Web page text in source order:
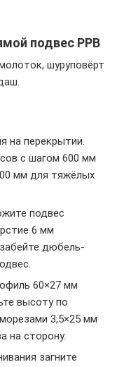
подвес PPB
шуруповёрт
на перекрытии.
с шагом 600 мм
мм для тяжёлых
подвес
6 мм
дюбель-
60×27 мм
высоту по
3,5×25 мм
на сторону.
загните